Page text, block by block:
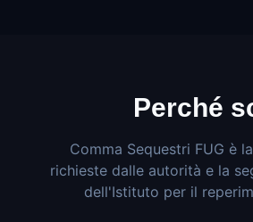
Perché
Comma Sequestri FUG è
richieste dalle autorità e la
dell'Istituto per il